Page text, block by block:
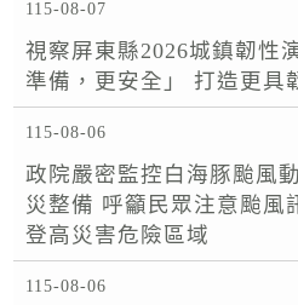
115-08-07
視察屏東縣2026城鎮韌性
準備，更安全」 打造更具
115-08-06
政院嚴密監控白海豚颱風
災整備 呼籲民眾注意颱風
登高災害危險區域
115-08-06